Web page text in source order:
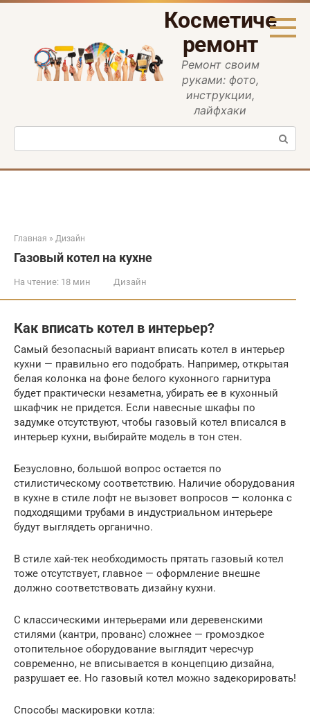
Перейти
ремонт
Ремонт своим
руками: фото,
инструкции,
лайфхаки
Поиск:
Главная » Дизайн
Газовый котел на кухне
На чтение: 18 мин Дизайн
Как вписать котел в интерьер?
Самый безопасный вариант вписать котел в интерьер
кухни — правильно его подобрать. Например, открытая
белая колонка на фоне белого кухонного гарнитура
будет практически незаметна, убирать ее в кухонный
шкафчик не придется. Если навесные шкафы по
задумке отсутствуют, чтобы газовый котел вписался в
интерьер кухни, выбирайте модель в тон стен.
Безусловно, большой вопрос остается по
стилистическому соответствию. Наличие оборудования
в кухне в стиле лофт не вызовет вопросов — колонка с
подходящими трубами в индустриальном интерьере
будут выглядеть органично.
В стиле хай-тек необходимость прятать газовый котел
тоже отсутствует, главное — оформление внешне
должно соответствовать дизайну кухни.
С классическими интерьерами или деревенскими
стилями (кантри, прованс) сложнее — громоздкое
отопительное оборудование выглядит чересчур
современно, не вписывается в концепцию дизайна,
разрушает ее. Но газовый котел можно задекорировать!
Способы маскировки котла: